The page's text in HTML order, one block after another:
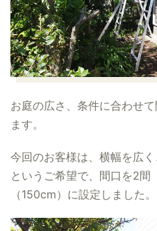
お庭の広さ、条件に合わせ
ます。
今回のお客様は、横幅を広
というご希望で、間口を2
（150cm）に設定しました。